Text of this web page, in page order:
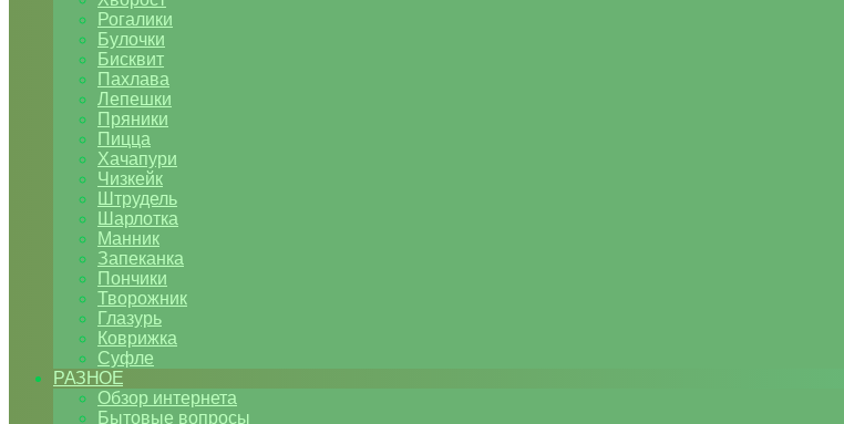
Рогалики
Булочки
Бисквит
Пахлава
Лепешки
Пряники
Пицца
Хачапури
Чизкейк
Штрудель
Шарлотка
Манник
Запеканка
Пончики
Творожник
Глазурь
Коврижка
Суфле
РАЗНОЕ
Обзор интернета
Бытовые вопросы